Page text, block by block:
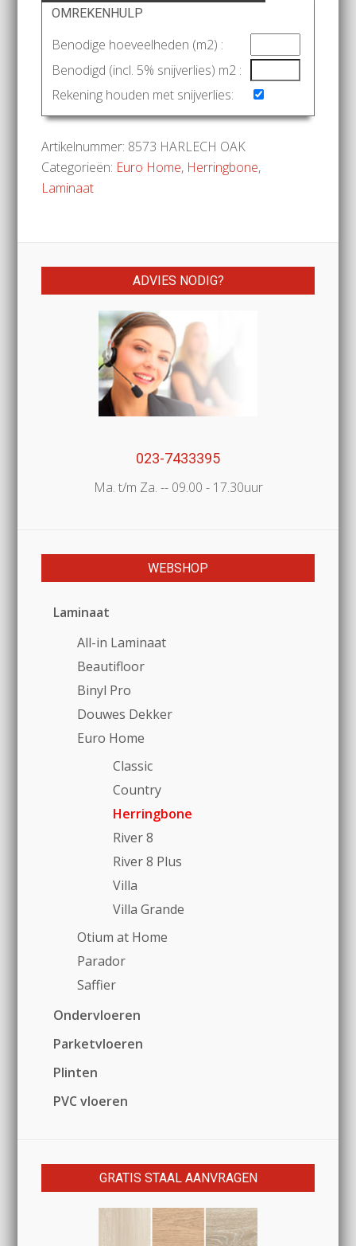
OMREKENHULP
Benodige hoeveelheden (m2) :
Benodigd (incl. 5% snijverlies) m2 :
Rekening houden met snijverlies:
Artikelnummer: 8573 HARLECH OAK
Categorieën: Euro Home, Herringbone,
Laminaat
ADVIES NODIG?
023-7433395
Ma. t/m Za. -- 09.00 - 17.30uur
WEBSHOP
Laminaat
All-in Laminaat
Beautifloor
Binyl Pro
Douwes Dekker
Euro Home
Classic
Country
Herringbone
River 8
River 8 Plus
Villa
Villa Grande
Otium at Home
Parador
Saffier
Ondervloeren
Parketvloeren
Plinten
PVC vloeren
GRATIS STAAL AANVRAGEN